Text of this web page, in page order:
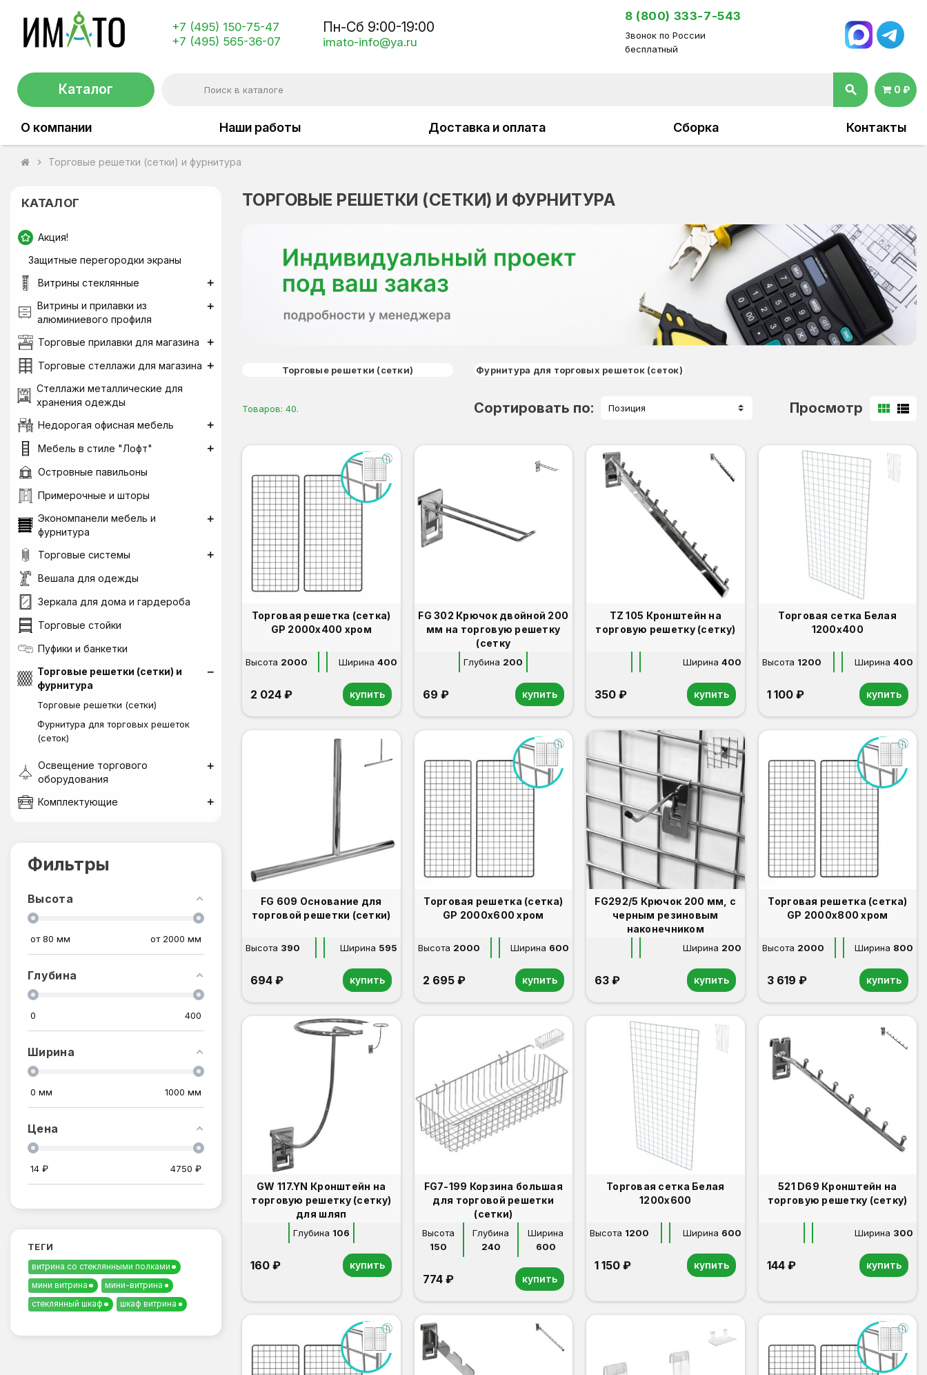
+7 (495) 150-75-47
+7 (495) 565-36-07
Пн-Сб 9:00-19:00
imato-info@ya.ru
8 (800) 333-7-543
Звонок по России
бесплатный
Каталог search 0 ₽
О компании Наши работы Доставка и оплата Сборка Контакты
chevron_right Торговые решетки (сетки) и фурнитура
КАТАЛОГ
Акция!
Защитные перегородки экраны
Витрины стеклянные
Витрины и прилавки из
алюминиевого профиля
Торговые прилавки для магазина
Торговые стеллажи для магазина
Стеллажи металлические для
хранения одежды
Недорогая офисная мебель
Мебель в стиле "Лофт"
Островные павильоны
Примерочные и шторы
Экономпанели мебель и
фурнитура
Торговые системы
Вешала для одежды
Зеркала для дома и гардероба
Торговые стойки
Пуфики и банкетки
Торговые решетки (сетки) и
фурнитура
Торговые решетки (сетки)
Фурнитура для торговых решеток
(сеток)
Освещение торгового
оборудования
Комплектующие
Фильтры
Высота
от80 мм от 2000 мм
Глубина
0 400
Ширина
0 мм 1000 мм
Цена
14 ₽ 4750 ₽
ТЕГИ
витрина со стеклянными полками
мини витрина
мини-витрина
стеклянный шкаф
шкаф витрина
ТОРГОВЫЕ РЕШЕТКИ (СЕТКИ) И ФУРНИТУРА
Торговые решетки (сетки) Фурнитура для торговых решеток (сеток)
Сортировать по: Позиция Просмотр view_module view_list
Товаров: 40.
Торговая решетка (сетка)
GP 2000х400 хром
Высота 2000 Ширина 400
2 024 ₽ купить
FG 302 Крючок двойной 200
мм на торговую решетку
(сетку
Глубина 200
69 ₽ купить
TZ 105 Кронштейн на
торговую решетку (сетку)
Ширина 400
350 ₽ купить
Торговая сетка Белая
1200х400
Высота 1200 Ширина 400
1 100 ₽ купить
FG 609 Основание для
торговой решетки (сетки)
Высота 390 Ширина 595
694 ₽ купить
Торговая решетка (сетка)
GP 2000х600 хром
Высота 2000 Ширина 600
2 695 ₽ купить
FG292/5 Крючок 200 мм, с
черным резиновым
наконечником
Ширина 200
63 ₽ купить
Торговая решетка (сетка)
GP 2000х800 хром
Высота 2000 Ширина 800
3 619 ₽ купить
GW 117.YN Кронштейн на
торговую решетку (сетку)
для шляп
Глубина 106
160 ₽ купить
FG7-199 Корзина большая
для торговой решетки
(сетки)
Высота
150
Глубина
240
Ширина
600
774 ₽ купить
Торговая сетка Белая
1200х600
Высота 1200 Ширина 600
1 150 ₽ купить
521 D69 Кронштейн на
торговую решетку (сетку)
Ширина 300
144 ₽ купить